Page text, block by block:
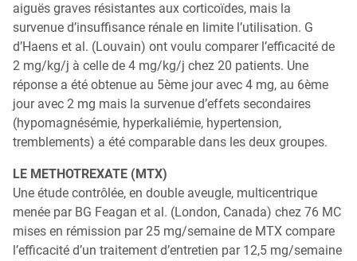
aiguës graves résistantes aux corticoïdes, mais la
survenue d’insuffisance rénale en limite l’utilisation. G
d’Haens et al. (Louvain) ont voulu comparer l’efficacité de
2 mg/kg/j à celle de 4 mg/kg/j chez 20 patients. Une
réponse a été obtenue au 5ème jour avec 4 mg, au 6ème
jour avec 2 mg mais la survenue d’effets secondaires
(hypomagnésémie, hyperkaliémie, hypertension,
tremblements) a été comparable dans les deux groupes.
LE METHOTREXATE (MTX)
Une étude contrôlée, en double aveugle, multicentrique
menée par BG Feagan et al. (London, Canada) chez 76 MC
mises en rémission par 25 mg/semaine de MTX compare
l’efficacité d’un traitement d’entretien par 12,5 mg/semaine